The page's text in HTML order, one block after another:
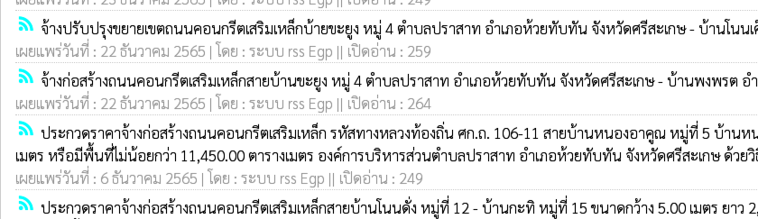
rss_feed จ้างปรับปรุงขยายเขตถนนคอนกรีตเสริมเหล็กบ้ายขะยูง หมู่ 4 ตำบลปราสาท อำเภอห้วยทับทัน จังหวัดศรีสะเกษ - บ้านโนน
เผยแพร่วันที่ : 22 ธันวาคม 2565 | โดย : ระบบ rss Egp || เปิดอ่าน : 259
rss_feed จ้างก่อสร้างถนนคอนกรีตเสริมเหล็กสายบ้านขะยูง หมู่ 4 ตำบลปราสาท อำเภอห้วยทับทัน จังหวัดศรีสะเกษ - บ้านพงพรต อ
เผยแพร่วันที่ : 22 ธันวาคม 2565 | โดย : ระบบ rss Egp || เปิดอ่าน : 264
rss_feed ประกวดราคาจ้างก่อสร้างถนนคอนกรีตเสริมเหล็ก รหัสทางหลวงท้องถิ่น ศก.ถ. 106-11 สายบ้านหนองอาคูณ หมู่ที่ 5 บ้านห
เมตร หรือมีพื้นที่ไม่น้อยกว่า 11,450.00 ตารางเมตร องค์การบริหารส่วนตำบลปราสาท อำเภอห้วยทับทัน จังหวัดศรีสะเกษ ด้วย
เผยแพร่วันที่ : 6 ธันวาคม 2565 | โดย : ระบบ rss Egp || เปิดอ่าน : 249
rss_feed ประกวดราคาจ้างก่อสร้างถนนคอนกรีตเสริมเหล็กสายบ้านโนนดั่ง หมู่ที่ 12 - บ้านกะทิ หมู่ที่ 15 ขนาดกว้าง 5.00 เมตร ยาว